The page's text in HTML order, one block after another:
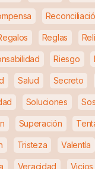
Reglas
Riesgo
Salud Secreto
Soluciones
Superación
Tristeza Valentía
Veracidad Vicios